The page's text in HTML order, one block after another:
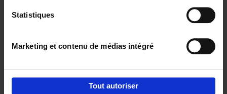
Statistiques
Marketing et contenu de médias intégré
Tout autoriser